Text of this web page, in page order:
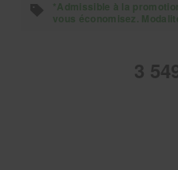
*Admissible à la
vous économisez.
3